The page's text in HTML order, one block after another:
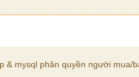
& mysql phân quyền người mua/